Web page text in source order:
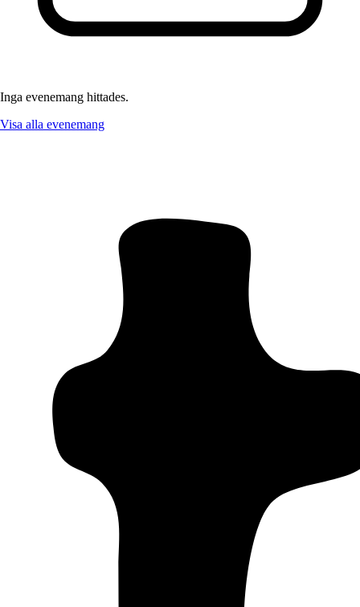
Inga evenemang hittades.
Visa alla evenemang